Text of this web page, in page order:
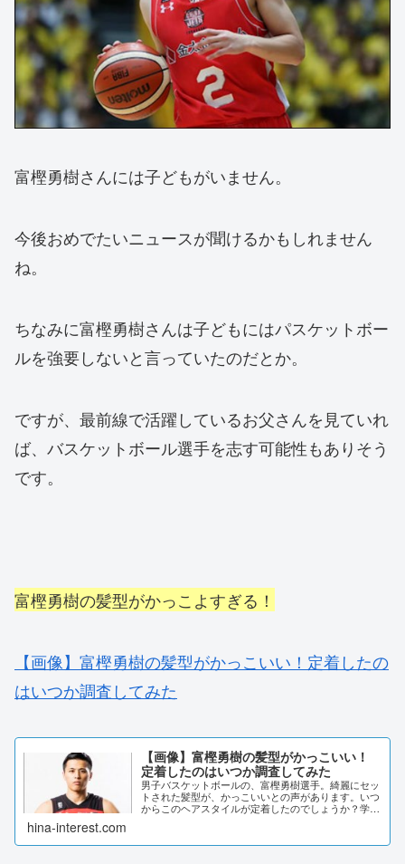
富樫勇樹さんには子どもがいません。
今後おめでたいニュースが聞けるかもしれません
ね。
ちなみに富樫勇樹さんは子どもにはパスケットボー
ルを強要しないと言っていたのだとか。
ですが、最前線で活躍しているお父さんを見ていれ
ば、バスケットボール選手を志す可能性もありそう
です。
富樫勇樹の髪型がかっこよすぎる！
【画像】富樫勇樹の髪型がかっこいい！定着したの
はいつか調査してみた
【画像】富樫勇樹の髪型がかっこいい！
定着したのはいつか調査してみた
男子バスケットボールの、富樫勇樹選手。綺麗にセッ
トされた髪型が、かっこいいとの声があります。いつ
からこのヘアスタイルが定着したのでしょうか？学生
hina-interest.com